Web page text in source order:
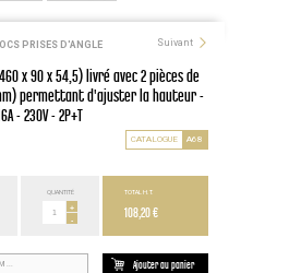
PRISES D'ANGLE Suivant
x 90 x 54,5) livré avec 2 pièces de
permettant d'ajuster la hauteur -
- 230V - 2P+T
CATALOGUE A68
QUANTITÉ
+
-
TOTAL H.T.
108,20 €
Ajouter au panier